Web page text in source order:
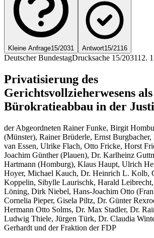
Kleine Anfrage15/2031 Antwort15/2116
Deutscher BundestagDrucksache 15/203112.
Privatisierung des
Gerichtsvollzieherwesens
Bürokratieabbau in der
der Abgeordneten Rainer Funke, Birgit
(Münster), Rainer Brüderle, Ernst
van Essen, Ulrike Flach, Otto Fricke, Horst
Joachim Günther (Plauen), Dr. Karlheinz
Hartmann (Homburg), Klaus Haupt, Ulrich
Hoyer, Michael Kauch, Dr. Heinrich L. Kolb,
Koppelin, Sibylle Laurischk, Harald
Löning, Dirk Niebel, Hans-Joachim Otto
Cornelia Pieper, Gisela Piltz, Dr. Günter
Hermann Otto Solms, Dr. Max Stadler, Dr.
Ludwig Thiele, Jürgen Türk, Dr. Claudia
Gerhardt und der Fraktion der FDP